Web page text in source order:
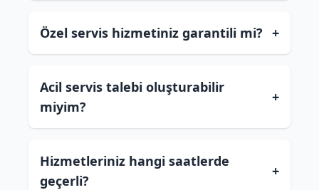
Özel servis hizmetiniz garantili mi? +
Acil servis talebi oluşturabilir
miyim?
+
Hizmetleriniz hangi saatlerde
geçerli?
+